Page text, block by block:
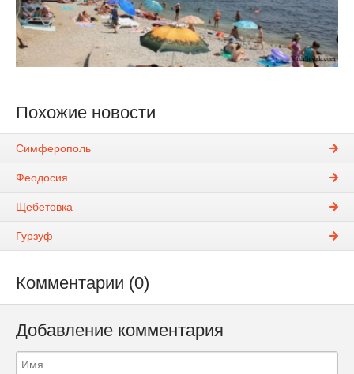
Похожие новости
Симферополь
Феодосия
Щебетовка
Гурзуф
Комментарии (0)
Добавление комментария